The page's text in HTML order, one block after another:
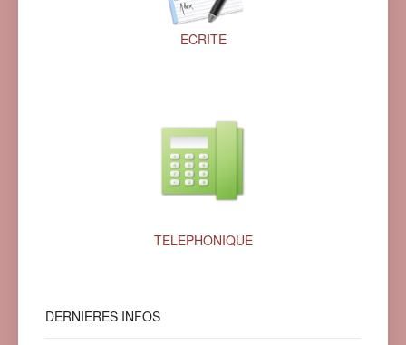
ECRITE
TELEPHONIQUE
DERNIERES INFOS